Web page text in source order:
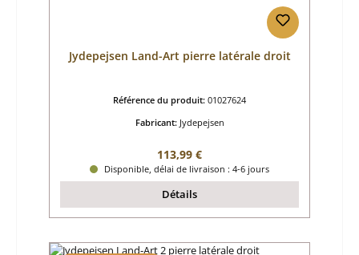
Jydepejsen Land-Art pierre latérale droit
Référence du produit: 01027624
Fabricant: Jydepejsen
Prix régulier :
113,99 €
Disponible, délai de livraison : 4-6 jours
Détails